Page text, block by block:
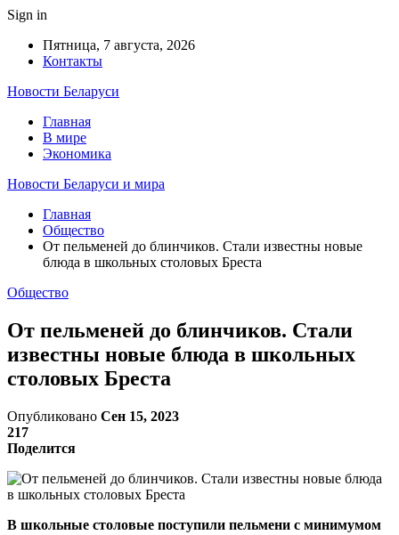
Sign in
Пятница, 7 августа, 2026
Контакты
Новости Беларуси
Главная
В мире
Экономика
Новости Беларуси и мира
Главная
Общество
От пельменей до блинчиков. Стали известны новые
блюда в школьных столовых Бреста
Общество
От пельменей до блинчиков. Стали
известны новые блюда в школьных
столовых Бреста
Опубликовано Сен 15, 2023
217
Поделится
В школьные столовые поступили пельмени с минимумом